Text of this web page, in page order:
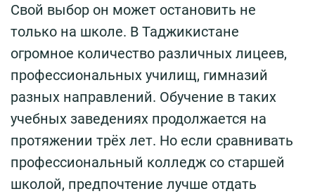
Свой выбор он может остановить не
только на школе. В Таджикистане
огромное количество различных лицеев,
профессиональных училищ, гимназий
разных направлений. Обучение в таких
учебных заведениях продолжается на
протяжении трёх лет. Но если сравнивать
профессиональный колледж со старшей
школой, предпочтение лучше отдать